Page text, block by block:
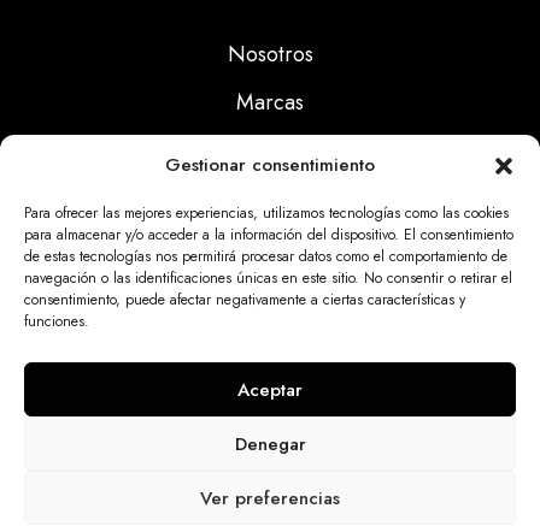
Gestionar consentimiento
Para ofrecer las mejores experiencias, utilizamos tecnologías como las cookies
para almacenar y/o acceder a la información del dispositivo. El consentimiento
de estas tecnologías nos permitirá procesar datos como el comportamiento de
navegación o las identificaciones únicas en este sitio. No consentir o retirar el
consentimiento, puede afectar negativamente a ciertas características y
funciones.
Aceptar
Denegar
Ver preferencias
Nosotros
Marcas
Noticias
Aviso Legal
Politicas Cookies
pormiempresa.online